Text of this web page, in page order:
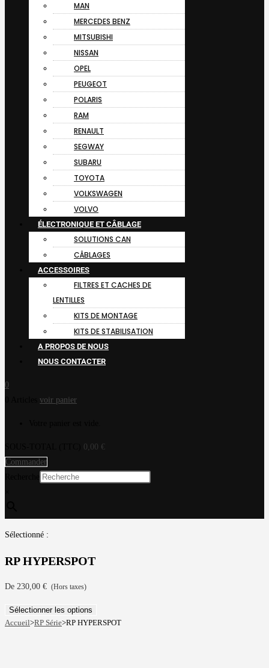
MAN
MERCEDES BENZ
MITSUBISHI
NISSAN
OPEL
PEUGEOT
POLARIS
RAM
RENAULT
SEGWAY
SUBARU
TOYOTA
VOLKSWAGEN
VOLVO
ÉLECTRONIQUE ET CÂBLAGE
SOLUTIONS CAN
CÂBLAGES
ACCESSOIRES
FILTRES ET CACHES DE
LENTILLES
KITS DE MONTAGE
KITS DE STABILISATION
A PROPOS DE NOUS
NOUS CONTACTER
0
voir panier
0,00 €
Commander
Sélectionné :
RP HYPERSPOT
De 230,00 € (Hors taxes)
Sélectionner les options
Accueil>RP Série>RP HYPERSPOT